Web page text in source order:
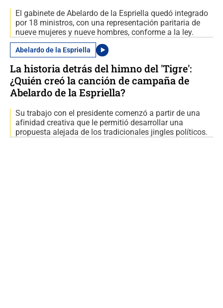
El gabinete de Abelardo de la Espriella quedó integrado
por 18 ministros, con una representación paritaria de
nueve mujeres y nueve hombres, conforme a la ley.
Abelardo de la Espriella
La historia detrás del himno del 'Tigre':
¿Quién creó la canción de campaña de
Abelardo de la Espriella?
Su trabajo con el presidente comenzó a partir de una
afinidad creativa que le permitió desarrollar una
propuesta alejada de los tradicionales jingles políticos.